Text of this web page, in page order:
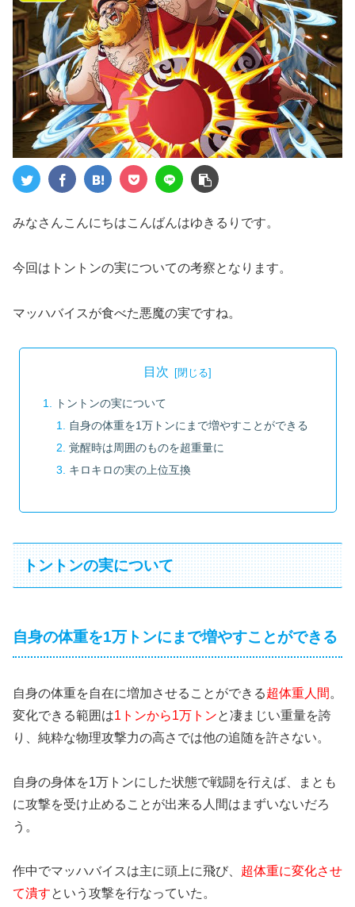
みなさんこんにちはこんばんはゆきるりです。
今回はトントンの実についての考察となります。
マッハバイスが食べた悪魔の実ですね。
目次
トントンの実について
自身の体重を1万トンにまで増やすことができる
覚醒時は周囲のものを超重量に
キロキロの実の上位互換
トントンの実について
自身の体重を1万トンにまで増やすことができる
自身の体重を自在に増加させることができる超体重人間 。
変化できる範囲は1トンから1万トンと凄まじい重量を誇
り、純粋な物理攻撃力の高さでは他の追随を許さない。
自身の身体を1万トンにした状態で戦闘を行えば、まとも
に攻撃を受け止めることが出来る人間はまずいないだろ
う。
作中でマッハバイスは主に頭上に飛び、 超体重に変化させ
て潰すという攻撃を行なっていた。